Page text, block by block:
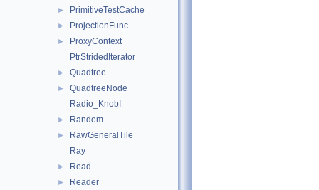
► PrimitiveTestCache
► ProjectionFunc
►
ProxyContext
PtrStridedIterator
► Quadtree
►
QuadtreeNode
Radio_KnobI
► Random
►
RawGeneralTile
Ray
► Read
► Reader